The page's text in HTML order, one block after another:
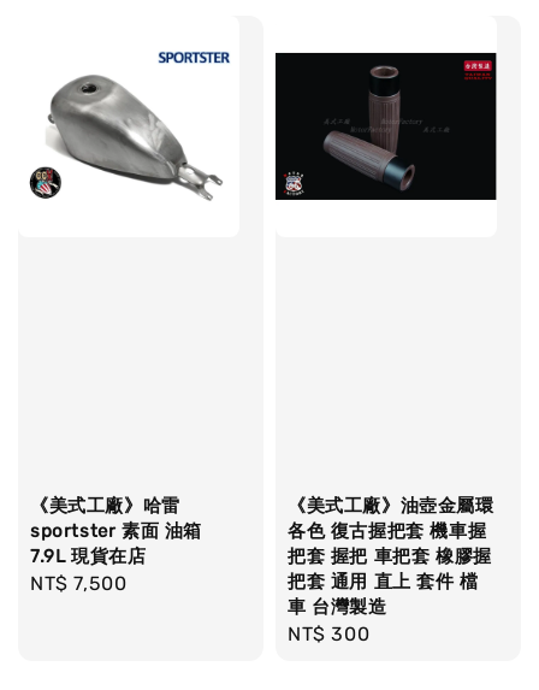
《美式工廠》哈雷
sportster 素面 油箱
7.9L 現貨在店
Regular
NT$ 7,500
《美式工廠》油壺金屬環
各色 復古握把套 機車握
把套 握把 車把套 橡膠握
把套 通用 直上 套件 檔
車 台灣製造
Regular
NT$ 300